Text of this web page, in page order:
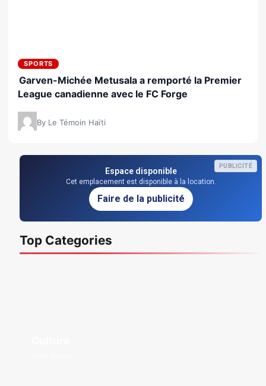
SPORTS
Garven-Michée Metusala a remporté la Premier
League canadienne avec le FC Forge
By Le Témoin Haïti
PUBLICITÉ
Espace disponible
Cet emplacement est disponible à la location.
Faire de la publicité
Top Categories